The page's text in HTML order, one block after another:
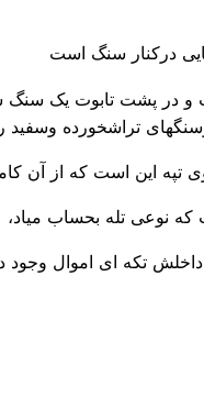
درکنار سنگ است
و در پشت تابوت یک
تراشخورده
تپه این است که از آن
که نوعی تله بحساب میاد،
تکه ای اموال وجود